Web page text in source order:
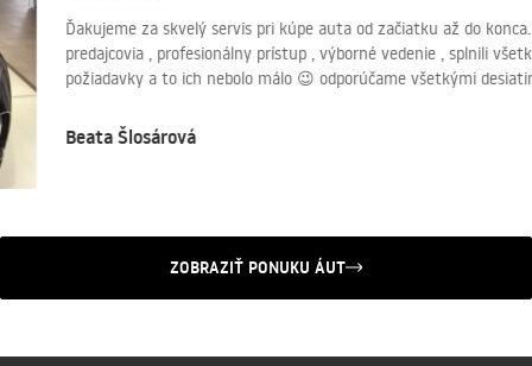
Ďakujeme za skvelý servis pri kúpe auta od začiatku až do
predajcovia , profesionálny prístup , výborné vedenie , splnili
požiadavky a to ich nebolo málo 😉 odporúčame všetkými
Beata Šlosárová
ZOBRAZIŤ PONUKU ÁUT